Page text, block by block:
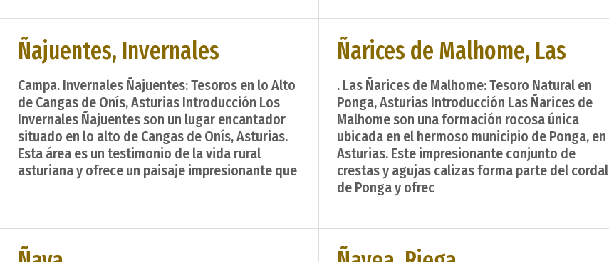
Ñajuentes, Invernales
Campa. Invernales Ñajuentes: Tesoros en lo Alto
de Cangas de Onís, Asturias Introducción Los
Invernales Ñajuentes son un lugar encantador
situado en lo alto de Cangas de Onís, Asturias.
Esta área es un testimonio de la vida rural
asturiana y ofrece un paisaje impresionante que
Ñarices de Malhome, Las
. Las Ñarices de Malhome: Tesoro Natural en
Ponga, Asturias Introducción Las Ñarices de
Malhome son una formación rocosa única
ubicada en el hermoso municipio de Ponga, en
Asturias. Este impresionante conjunto de
crestas y agujas calizas forma parte del cordal
de Ponga y ofrec